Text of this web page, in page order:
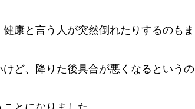
康と言う人が突然倒れたりするのもま
ど、降りた後具合が悪くなるというの